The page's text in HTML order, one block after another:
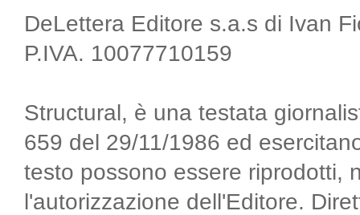
DeLettera Editore s.a.s di Ivan
P.IVA. 10077710159
Structural, è una testata
659 del 29/11/1986 ed
testo possono essere riprodotti,
l'autorizzazione dell'Editore.